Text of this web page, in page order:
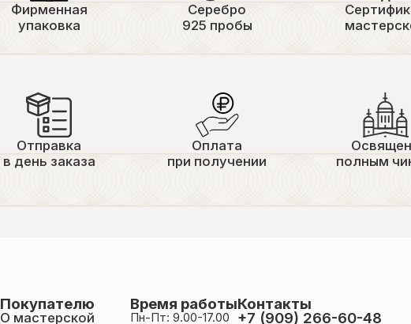
Фирменная
упаковка
Серебро
925 пробы
Отправка
в день заказа
Оплата
при получении
полным
Покупателю
О мастерской
Время работы
Пн-Пт: 9.00-17.00
Контакты
+7 (909) 266-60-48